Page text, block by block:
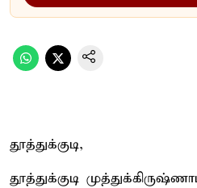
தூத்துக்குடி,
தூத்துக்குடி